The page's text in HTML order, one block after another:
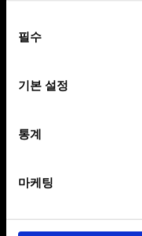
the Privacy trigger icon.
Collect
Identify your
Find out more about
선택
필수
기본 설정
통계
마케팅